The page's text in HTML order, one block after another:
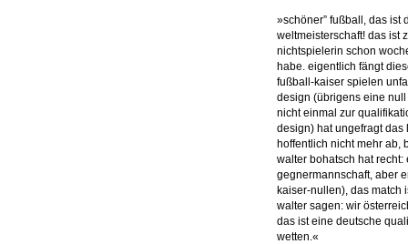
»schöner” fußball, das ist
weltmeisterschaft! das ist
nichtspielerin schon
habe. eigentlich fängt
fußball-kaiser spielen
design (übrigens eine
nicht einmal zur
design) hat ungefragt
hoffentlich nicht mehr ab,
walter bohatsch hat
gegnermannschaft, aber
kaiser-nullen), das match
walter sagen: wir
das ist eine deutsche
wetten.«